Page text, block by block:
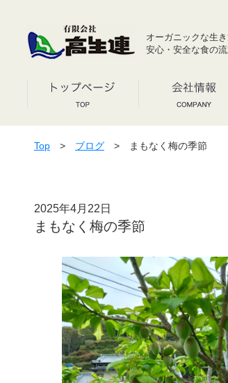
オーガニックな生
安心・安全な食の
Top > ブログ > まもなく梅の季節
2025年4月22日
まもなく梅の季節